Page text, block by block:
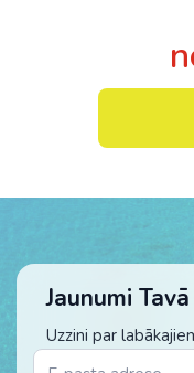
Jaunumi
Uzzini par